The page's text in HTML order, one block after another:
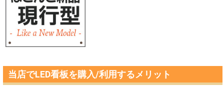
当店でLED看板を購入/利用するメリット